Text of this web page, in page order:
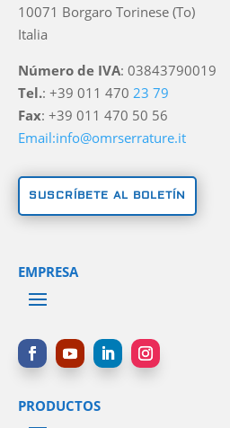
10071 Borgaro Torinese (To)
Italia
Número de IVA: 03843790019
Tel.: +39 011 47023 79
Fax: +39 011 470 50 56
Email:info@omrserrature.it
SUSCRÍBETE AL BOLETÍN
EMPRESA
PRODUCTOS